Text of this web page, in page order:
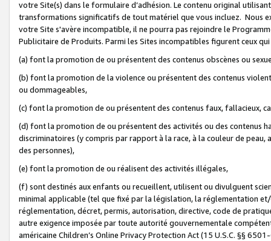
votre Site(s) dans le formulaire d’adhésion. Le contenu original
transformations significatifs de tout matériel que vous incluez. Nous
votre Site s'avère incompatible, il ne pourra pas rejoindre le
Publicitaire de Produits. Parmi les Sites incompatibles figurent ceux
(a) font la promotion de ou présentent des contenus obscènes ou
(b) font la promotion de la violence ou présentent des contenus
ou dommageables,
(c) font la promotion de ou présentent des contenus faux, fallacieux,
(d) font la promotion de ou présentent des activités ou des contenus
discriminatoires (y compris par rapport à la race, à la couleur de
des personnes),
(e) font la promotion de ou réalisent des activités illégales,
(f) sont destinés aux enfants ou recueillent, utilisent ou divulguent
minimal applicable (tel que fixé par la législation, la réglementation
réglementation, décret, permis, autorisation, directive, code de
autre exigence imposée par toute autorité gouvernementale
américaine Children’s Online Privacy Protection Act (15 U.S.C. §§